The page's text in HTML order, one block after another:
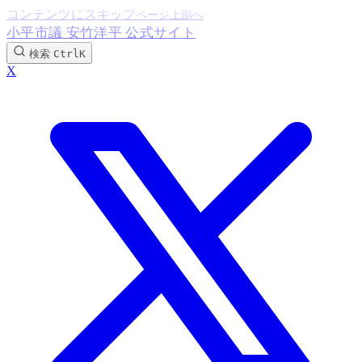
コンテンツにスキップ
小平市議 安竹洋平 公式サイト
検索 CtrlK
X